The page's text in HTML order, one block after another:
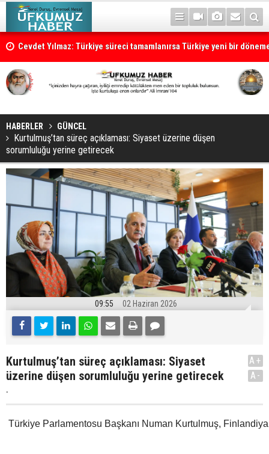
Cevdet Yılmaz: Türkiye süreci tamamlanırsa Türkiye yeni bir
HABERLER GÜNCEL
Kurtulmuş’tan süreç açıklaması: Siyaset üzerine düşen
sorumluluğu yerine getirecek
09:55 02 Haziran 2026
Kurtulmuş’tan süreç açıklaması: Siyaset
üzerine düşen sorumluluğu yerine getirecek
.
A+
A-
Türkiye Parlamentosu Başkanı Numan Kurtulmuş,